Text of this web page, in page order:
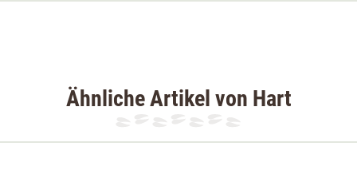
Ähnliche Artikel von Hart